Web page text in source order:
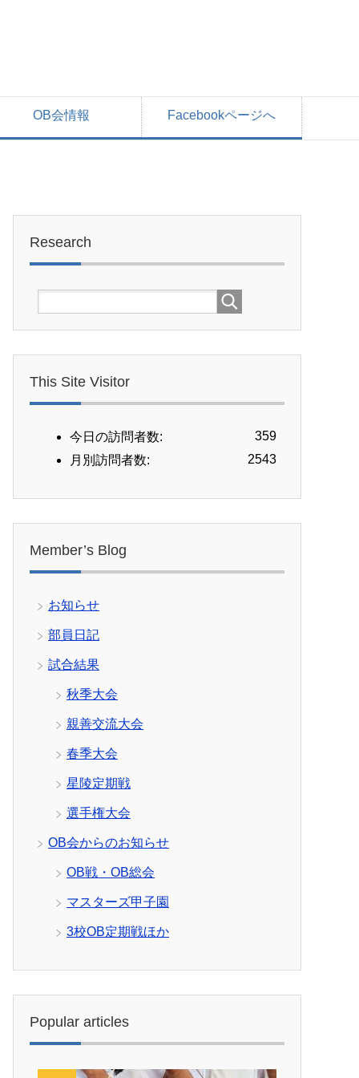
OB会情報 Facebookページへ
Research
This Site Visitor
359
今日の訪問者数:
2543
月別訪問者数:
Member’s Blog
お知らせ
部員日記
試合結果
秋季大会
親善交流大会
春季大会
星陵定期戦
選手権大会
OB会からのお知らせ
OB戦・OB総会
マスターズ甲子園
3校OB定期戦ほか
Popular articles